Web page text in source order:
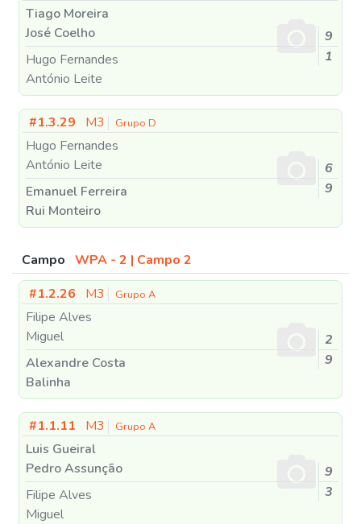
Tiago Moreira
José Coelho
Hugo Fernandes
António Leite
9
1
#1.3.29 M3 Grupo D
Hugo Fernandes
António Leite
Emanuel Ferreira
Rui Monteiro
6
9
Campo WPA - 2 | Campo 2
#1.2.26
M3 Grupo A
Filipe Alves
Miguel
Alexandre Costa
Balinha
2
9
#1.1.11 M3 Grupo A
Luis Gueiral
Pedro Assunção
Filipe Alves
Miguel
9
3